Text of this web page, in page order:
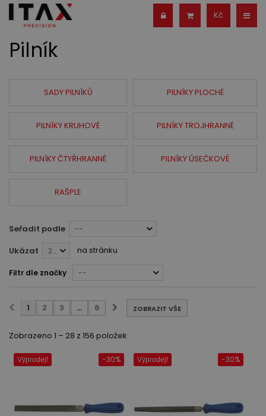
Kč
Pilník
SADY PILNÍKŮ PILNÍKY PLOCHÉ
PILNÍKY KRUHOVÉ PILNÍKY TROJHRANNÉ
PILNÍKY ČTYŘHRANNÉ PILNÍKY ÚSEČKOVÉ
RAŠPLE
Seřadit podle --
Ukázat 28 na stránku
Filtr dle značky --
ZOBRAZIT VŠE
1 2 3 ... 6
Zobrazeno 1 – 28 z 156 položek
Výprodej! -30% Výprodej! -30%